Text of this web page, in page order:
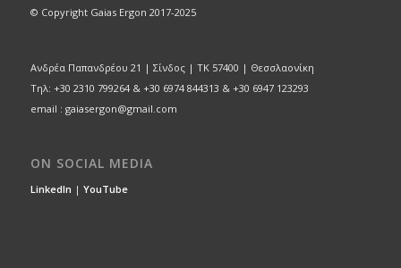
© Copyright Gaias Ergon 2017-2025
Ανδρέα Παπανδρέου 21 | Σίνδος | ΤΚ 57400 | Θεσσλαονίκη
Τηλ: +30 2310 799264 & +30 6974 844313 & +30 6947 123293
email : gaiasergon@gmail.com
ON SOCIAL MEDIA
LinkedIn | YouTube